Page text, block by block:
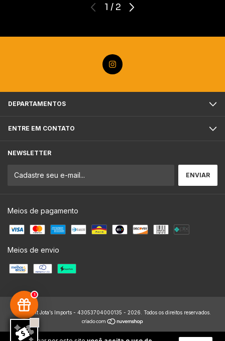
1
1 / 2
DEPARTAMENTOS
ENTRE EM CONTATO
NEWSLETTER
Meios de pagamento
Meios de envio
Copyright Jota’s Imports - 43053704000135 - 2026. Todos os direitos reservados.